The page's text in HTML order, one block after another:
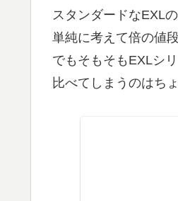
スタンダードなEXL
単純に考えて倍の値段
でもそもそもEXLシ
比べてしまうのはち